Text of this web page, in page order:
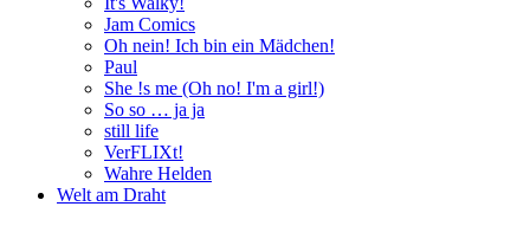
Jam Comics
Oh nein! Ich bin ein Mädchen!
Paul
She !s me (Oh no! I'm a girl!)
So so … ja ja
still life
VerFLIXt!
Wahre Helden
Welt am Draht